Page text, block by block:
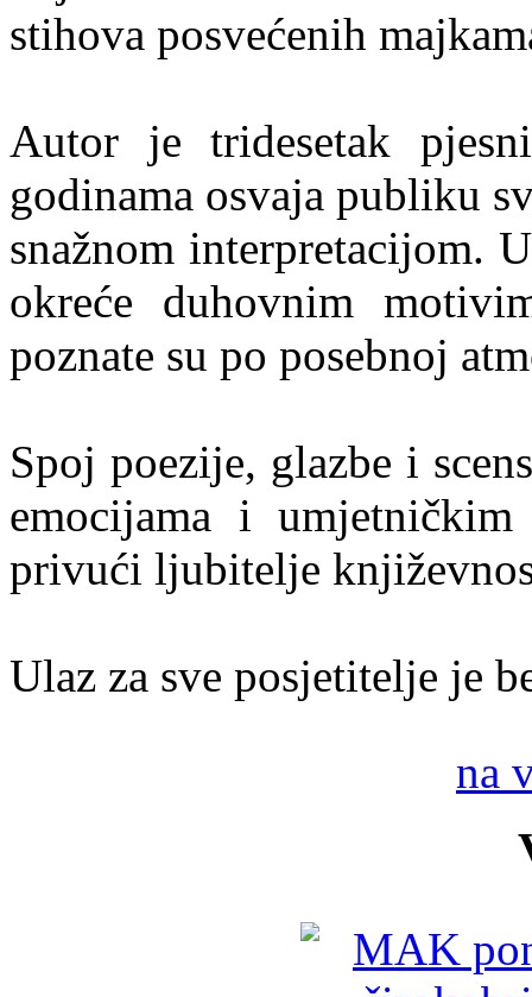
stihova posvećenih
Autor je tridesetak
godinama osvaja publiku
snažnom interpretacijom.
okreće duhovnim
poznate su po posebnoj
Spoj poezije, glazbe i
emocijama i
privući ljubitelje
Ulaz za sve posjetitelje je
na